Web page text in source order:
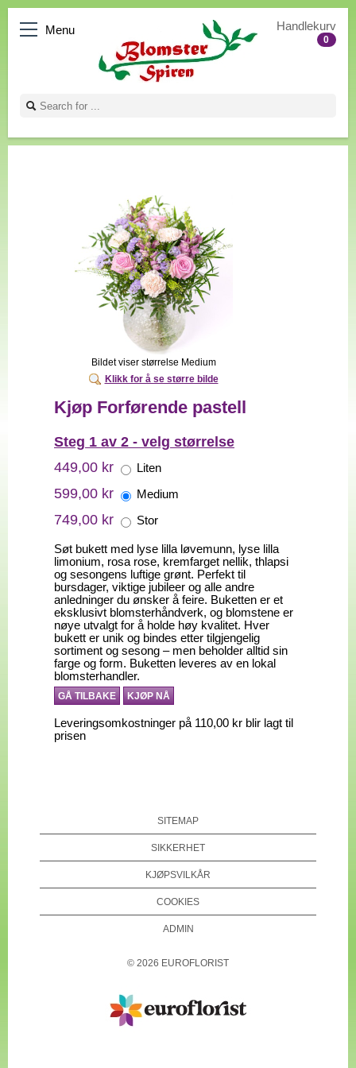
Menu Handlekurv
0
Bildet viser størrelse Medium
Klikk for å se større bilde
Kjøp Forførende pastell
Steg 1 av 2 - velg størrelse
449,00 kr
Liten
599,00 kr Medium
749,00 kr Stor
Søt bukett med lyse lilla løvemunn, lyse lilla
limonium, rosa rose, kremfarget nellik, thlapsi
og sesongens luftige grønt. Perfekt til
bursdager, viktige jubileer og alle andre
anledninger du ønsker å feire. Buketten er et
eksklusivt blomsterhåndverk, og blomstene er
nøye utvalgt for å holde høy kvalitet. Hver
bukett er unik og bindes etter tilgjengelig
sortiment og sesong – men beholder alltid sin
farge og form. Buketten leveres av en lokal
blomsterhandler.
GÅ TILBAKE KJØP NÅ
Leveringsomkostninger på 110,00 kr blir lagt til
prisen
© 2026 EUROFLORIST
SITEMAP
SIKKERHET
KJØPSVILKÅR
COOKIES
ADMIN